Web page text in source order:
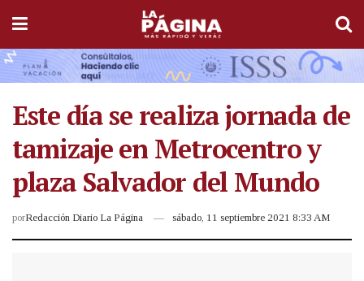
Este día se realiza jornada de
tamizaje en Metrocentro y
plaza Salvador del Mundo
porRedacción Diario La Página sábado, 11 septiembre 2021 8:33 AM